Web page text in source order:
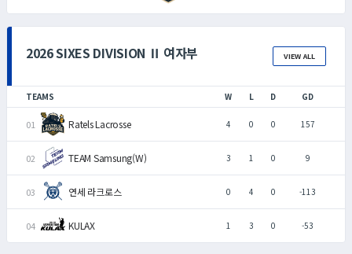
2026 SIXES DIVISION Ⅱ 여자부 VIEW ALL
TEAMS W L D GD
Ratels Lacrosse 4 0 0 157
TEAM Samsung(W) 3 1 0 9
연세 라크로스 0 4 0 -113
KULAX 1 3 0 -53